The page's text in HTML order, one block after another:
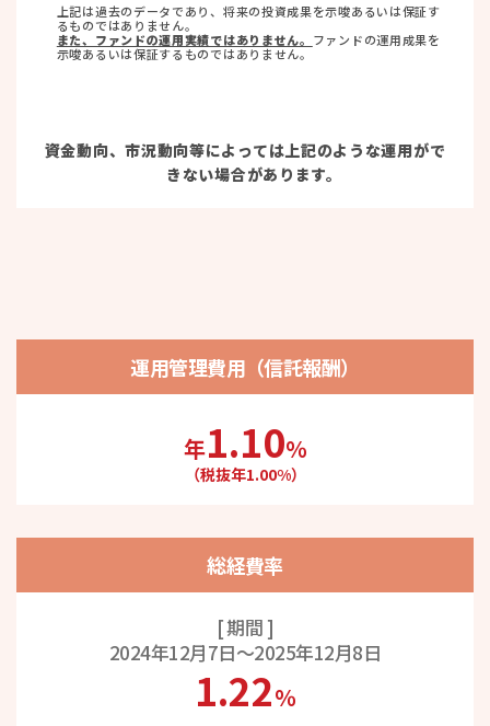
上記は過去のデータであり、将来の投資成果を示唆あるいは保証す
るものではありません。
また、ファンドの運用実績ではありません。 ファンドの運用成果を
示唆あるいは保証するものではありません。
資金動向、市況動向等によっては上記のような運用がで
きない場合があります。
運用管理費用（信託報酬）
年1.10％
（税抜年1.00%）
総経費率
[ 期間 ]
2024年12月7日～2025年12月8日
1.22％